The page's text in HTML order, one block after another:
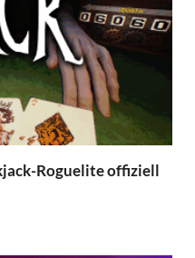
Roguelite offiziell